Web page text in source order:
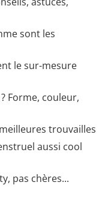
sont les
le sur-mesure
Forme, couleur,
trouvailles
aussi cool
pas chères...